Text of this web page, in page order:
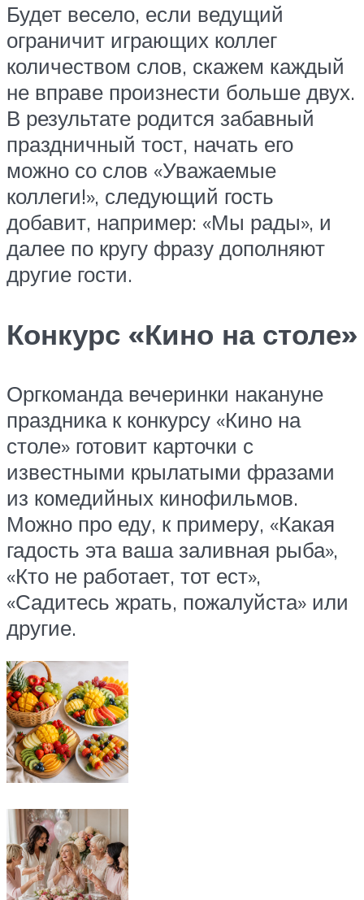
Будет весело, если ведущий
ограничит играющих коллег
количеством слов, скажем каждый
не вправе произнести больше двух.
В результате родится забавный
праздничный тост, начать его
можно со слов «Уважаемые
коллеги!», следующий гость
добавит, например: «Мы рады», и
далее по кругу фразу дополняют
другие гости.
Конкурс «Кино на столе»
Оргкоманда вечеринки накануне
праздника к конкурсу «Кино на
столе» готовит карточки с
известными крылатыми фразами
из комедийных кинофильмов.
Можно про еду, к примеру, «Какая
гадость эта ваша заливная рыба»,
«Кто не работает, тот ест»,
«Садитесь жрать, пожалуйста» или
другие.